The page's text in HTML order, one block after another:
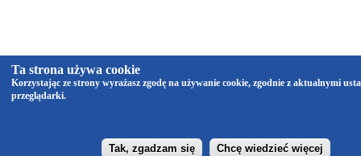
Ta strona używa cookie
Korzystając ze strony wyrażasz zgodę na używanie cookie, zgodnie z aktualnymi
przeglądarki.
Tak, zgadzam się Chcę wiedzieć więcej